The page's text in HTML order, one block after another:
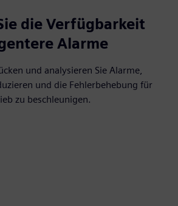
die Verfügbarkeit
Alarme
und analysieren Sie Alarme,
und die Fehlerbehebung für
zu beschleunigen.